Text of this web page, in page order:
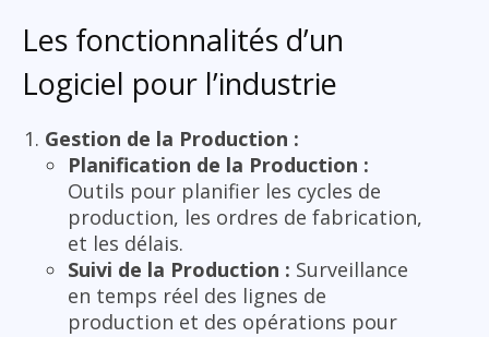
Les fonctionnalités d’un
Logiciel pour l’industrie
Gestion de la Production :
Planification de la Production :
Outils pour planifier les cycles de
production, les ordres de fabrication,
et les délais.
Suivi de la Production : Surveillance
en temps réel des lignes de
production et des opérations pour